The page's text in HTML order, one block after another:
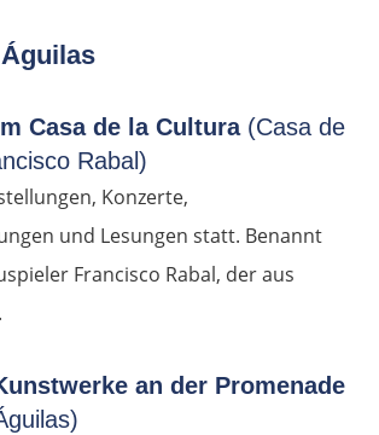
Casa de la Cultura (Casa de
Rabal)
Konzerte,
und Lesungen statt. Benannt
Francisco Rabal, der aus
an der Promenade